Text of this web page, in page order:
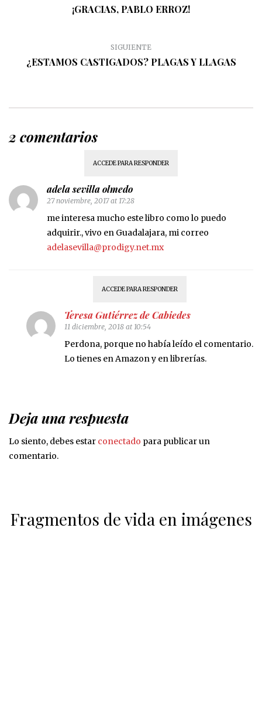
¡GRACIAS, PABLO ERROZ!
SIGUIENTE
¿ESTAMOS CASTIGADOS? PLAGAS Y LLAGAS
2 comentarios
ACCEDE PARA RESPONDER
adela sevilla olmedo
27 noviembre, 2017 at 17:28
me interesa mucho este libro como lo puedo
adquirir., vivo en Guadalajara, mi correo
adelasevilla@prodigy.net.mx
ACCEDE PARA RESPONDER
Teresa Gutiérrez de Cabiedes
11 diciembre, 2018 at 10:54
Perdona, porque no había leído el comentario.
Lo tienes en Amazon y en librerías.
Deja una respuesta
Lo siento, debes estar conectado para publicar un
comentario.
Fragmentos de vida en imágenes